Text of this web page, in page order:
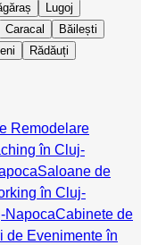
Lugoj
Caracal
Băilești
Rădăuți
Remodelare
în Cluj-
Saloane de
în Cluj-
NapocaCabinete de
de Evenimente în